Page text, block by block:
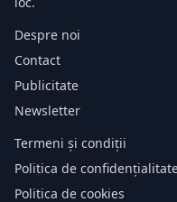
Despre noi
Contact
Publicitate
Newsletter
Termeni și condiții
Politica de
Politica de cookies